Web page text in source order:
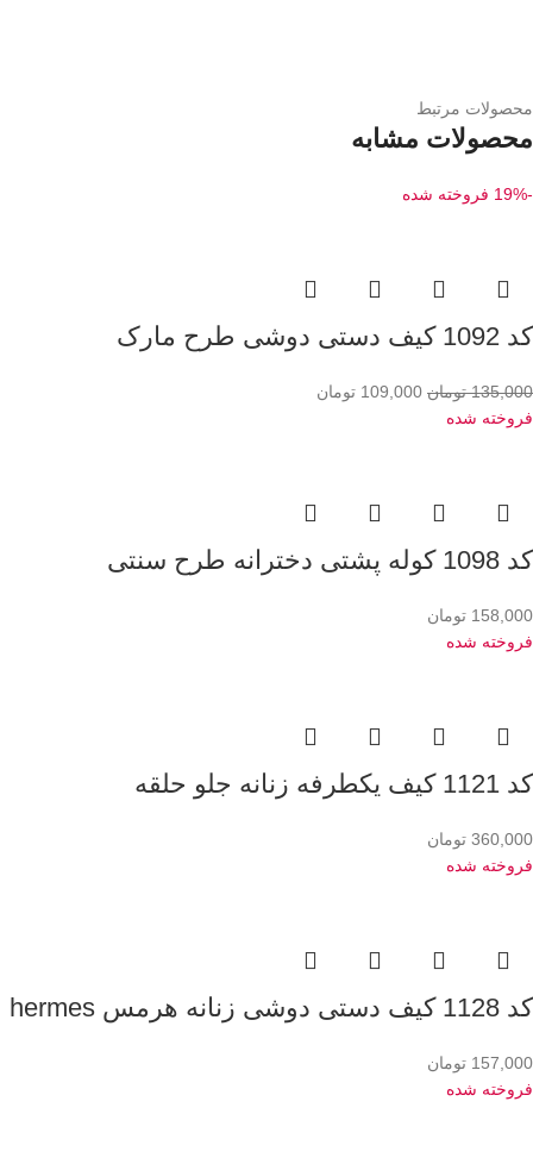
محصولات مرتبط
محصولات مشابه
-19% فروخته شده
کد 1092 کیف دستی دوشی طرح مارک
135,000 تومان 109,000 تومان
فروخته شده
کد 1098 کوله پشتی دخترانه طرح سنتی
158,000 تومان
فروخته شده
کد 1121 کیف یکطرفه زنانه جلو حلقه
360,000 تومان
فروخته شده
کد 1128 کیف دستی دوشی زنانه هرمس hermes
157,000 تومان
فروخته شده